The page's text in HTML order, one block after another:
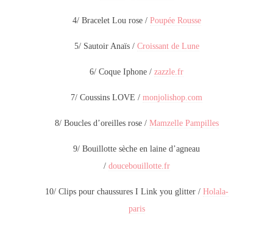
4/ Bracelet Lou rose / Poupée Rousse
5/ Sautoir Anaïs / Croissant de Lune
6/ Coque Iphone / zazzle.fr
7/ Coussins LOVE / monjolishop.com
8/ Boucles d’oreilles rose / Mamzelle Pampilles
9/ Bouillotte sèche en laine d’agneau
/ doucebouillotte.fr
10/ Clips pour chaussures I Link you glitter / Holala-
paris